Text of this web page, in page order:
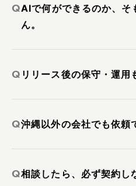
QAIで何ができるのか、そ
ん。
Q リリース後の保守・運用
Q沖縄以外の会社でも依頼
Q相談したら、必ず契約し